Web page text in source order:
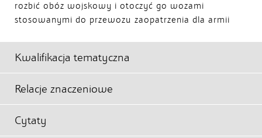
rozbić obóz wojskowy i otoczyć go wozami
stosowanymi do przewozu zaopatrzenia dla armii
Kwalifikacja tematyczna
Relacje znaczeniowe
Cytaty